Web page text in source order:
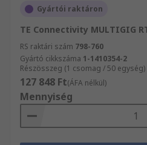
Gyártói raktáron
TE Connectivity MULTIGIG
RS raktári szám 798-760
Gyártó cikkszáma 1-1410354-2
Részösszeg (1 csomag / 50 egység)
127 848 Ft(ÁFA nélkül)
Mennyiség